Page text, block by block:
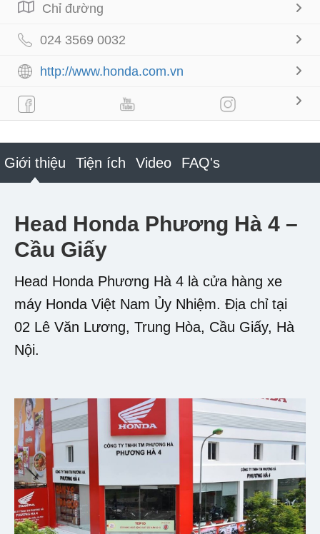
Chỉ đường
024 3569 0032
http://www.honda.com.vn
Giới thiệu Tiện ích Video FAQ's
Head Honda Phương Hà 4 –
Cầu Giấy
Head Honda Phương Hà 4 là cửa hàng xe
máy Honda Việt Nam Ủy Nhiệm. Địa chỉ tại
02 Lê Văn Lương, Trung Hòa, Cầu Giấy, Hà
Nội.